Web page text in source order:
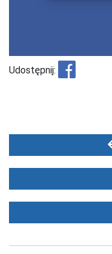
Udostępnij: